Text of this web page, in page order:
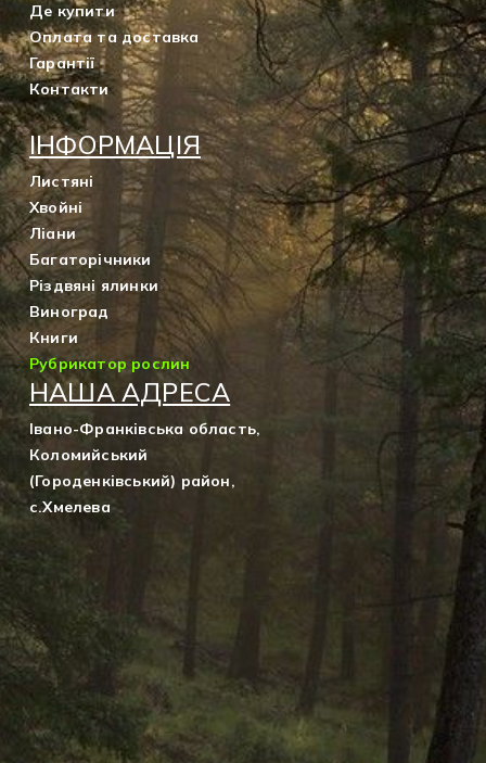
Де купити
Оплата та доставка
Гарантії
Контакти
ІНФОРМАЦІЯ
Листяні
Хвойні
Ліани
Багаторічники
Різдвяні ялинки
Виноград
Книги
Рубрикатор рослин
НАША АДРЕСА
Івано-Франківська область,
Коломийський
(Городенківський) район,
с.Хмелева